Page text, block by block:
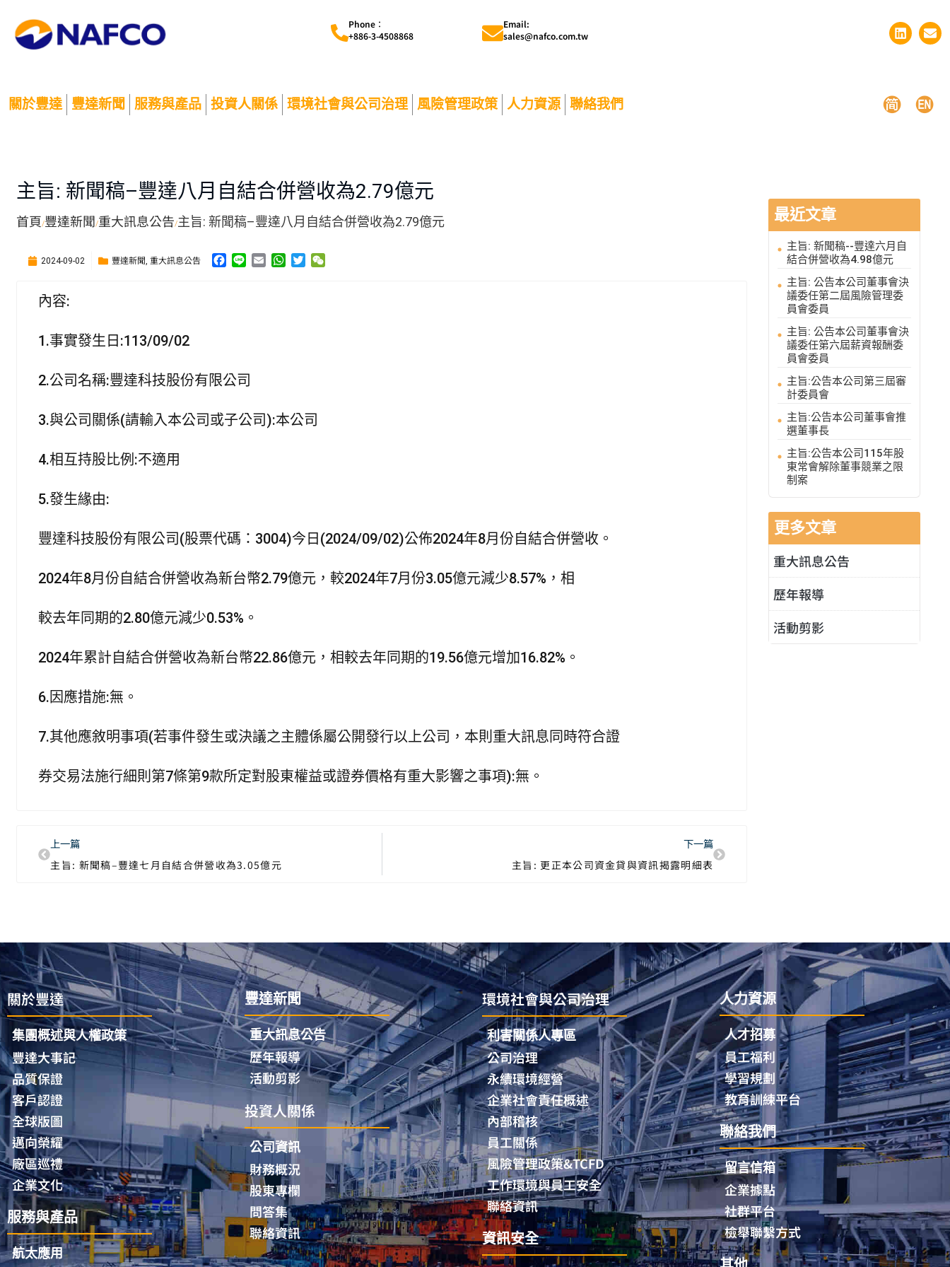
Phone︰
+886-3-4508868
Email:
sales@nafco.com.tw
關於豐達 豐達新聞 服務與產品 投資人關係 環境社會與公司治理 風險管理政策 人力資源 聯絡我們
主旨: 新聞稿–豐達八月自結合併營收為2.79億元
首頁/豐達新聞/重大訊息公告/主旨: 新聞稿–豐達八月自結合併營收為2.79億元
2024-09-02 豐達新聞,重大訊息公告
F
L
E
W
T
內容:
1.事實發生日:113/09/02
2.公司名稱:豐達科技股份有限公司
3.與公司關係(請輸入本公司或子公司):本公司
4.相互持股比例:不適用
5.發生緣由:
豐達科技股份有限公司(股票代碼：3004)今日(2024/09/02)公佈2024年8月份自結合併營收。
2024年8月份自結合併營收為新台幣2.79億元，較2024年7月份3.05億元減少8.57%，相
較去年同期的2.80億元減少0.53%。
2024年累計自結合併營收為新台幣22.86億元，相較去年同期的19.56億元增加16.82%。
6.因應措施:無。
7.其他應敘明事項(若事件發生或決議之主體係屬公開發行以上公司，本則重大訊息同時符合證
券交易法施行細則第7條第9款所定對股東權益或證券價格有重大影響之事項):無。
上一篇
主旨: 新聞稿–豐達七月自結合併營收為3.05億元
下一篇
主旨: 更正本公司資金貸與資訊揭露明細表
最近文章
主旨: 新聞稿--豐達六月自
結合併營收為4.98億元
主旨: 公告本公司董事會決
議委任第二屆風險管理委
員會委員
主旨: 公告本公司董事會決
議委任第六屆薪資報酬委
員會委員
主旨:公告本公司第三屆審
計委員會
主旨:公告本公司董事會推
選董事長
主旨:公告本公司115年股
東常會解除董事競業之限
制案
更多文章
重大訊息公告
歷年報導
活動剪影
關於豐達
集團概述與人權政策
豐達大事記
品質保證
客戶認證
全球版圖
邁向榮耀
廠區巡禮
企業文化
服務與產品
航太應用
豐達新聞
重大訊息公告
歷年報導
活動剪影
投資人關係
公司資訊
財務概況
股東專欄
問答集
聯絡資訊
環境社會與公司治理
利害關係人專區
公司治理
永續環境經營
企業社會責任概述
內部稽核
員工關係
風險管理政策&TCFD
工作環境與員工安全
聯絡資訊
資訊安全
人力資源
人才招募
員工福利
學習規劃
教育訓練平台
聯絡我們
留言信箱
企業據點
社群平台
檢舉聯繫方式